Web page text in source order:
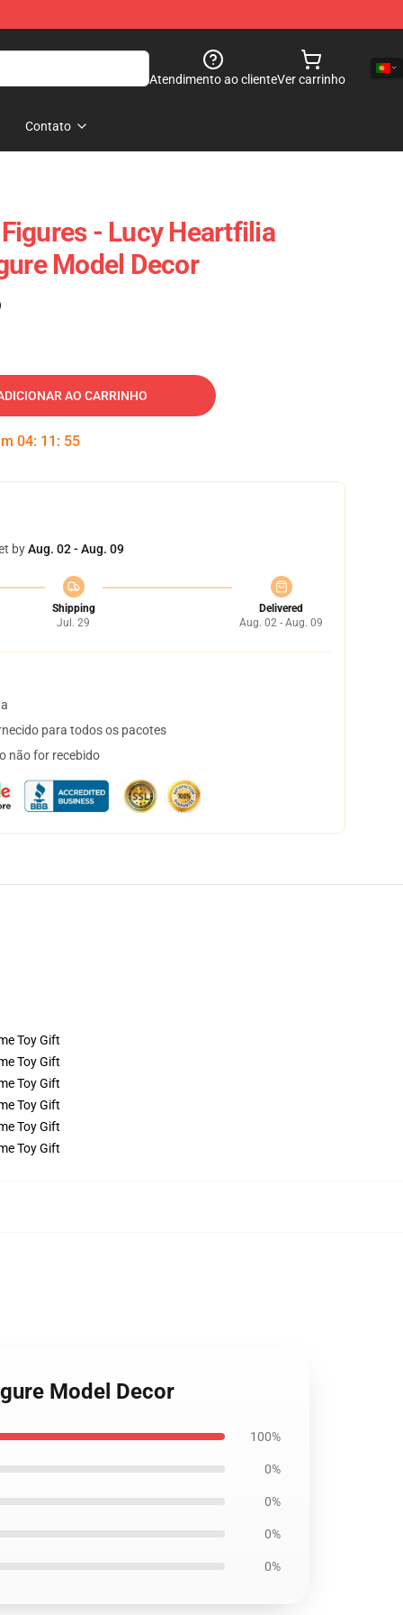
Atendimento ao clienteVer carrinho
Contato
- Lucy Heartfilia
Model Decor
AO CARRINHO
04: 11 : 55
byAug. 02 - Aug. 09
Shipping
Jul. 29
Delivered
Aug. 02 - Aug. 09
para todos os pacotes
não for recebido
Model Decor
100%
0%
0%
0%
0%